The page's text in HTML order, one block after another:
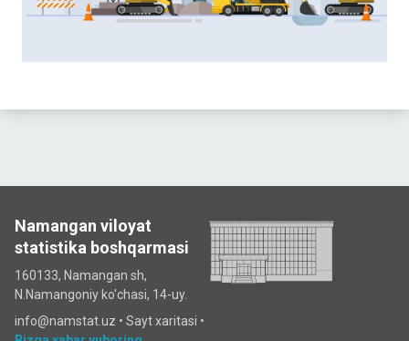
Namangan viloyat
statistika boshqarmasi
160133, Namangan sh,
N.Namangoniy ko'chasi, 14-uy.
info@namstat.uz • Sayt xaritasi •